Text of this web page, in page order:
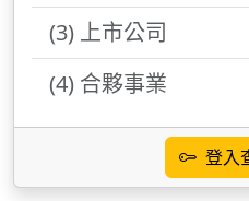
(3) 上市公司
(4) 合夥事業
登入